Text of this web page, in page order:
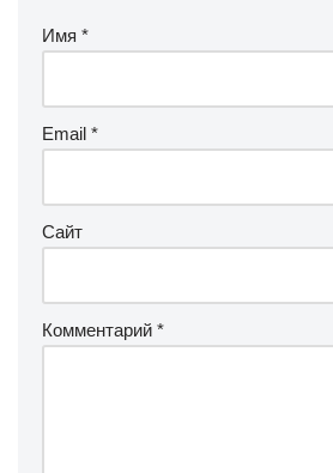
Имя *
Email *
Сайт
Комментарий *